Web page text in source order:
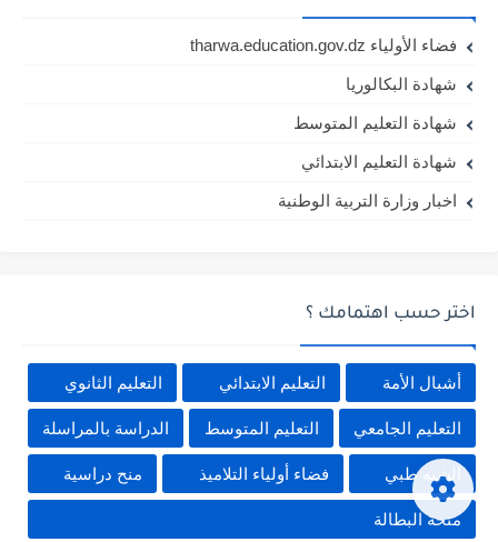
فضاء الأولياء tharwa.education.gov.dz
شهادة البكالوريا
شهادة التعليم المتوسط
شهادة التعليم الابتدائي
اخبار وزارة التربية الوطنية
اختر حسب اهتمامك ؟
أشبال الأمة التعليم الابتدائي التعليم الثانوي
التعليم الجامعي التعليم المتوسط الدراسة بالمراسلة
الشبه طبي فضاء أولياء التلاميذ منح دراسية
منحة البطالة